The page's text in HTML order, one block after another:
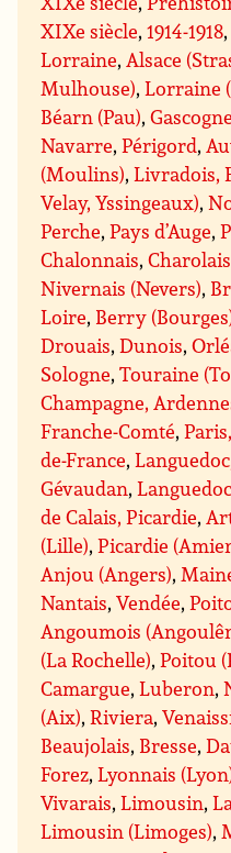
XIXe siècle,1914-1918
Lorraine, Alsace
Mulhouse),Lorraine
Béarn (Pau),Gascogne
Navarre,Périgord,
(Moulins),Livradois,
Velay, Yssingeaux),
Perche,Pays d’Auge,
Chalonnais,Charolais
Nivernais (Nevers),
Loire, Berry
Drouais,Dunois,
Sologne,Touraine
Champagne,
Franche-Comté,
de-France,
Gévaudan,
de Calais, Picardie,
(Lille),Picardie
Anjou (Angers),
Nantais,Vendée,
Angoumois
(La Rochelle),Poitou
Camargue,Luberon,
(Aix),Riviera,
Beaujolais, Bresse,
Forez,Lyonnais
Vivarais,Limousin,
Limousin (Limoges),